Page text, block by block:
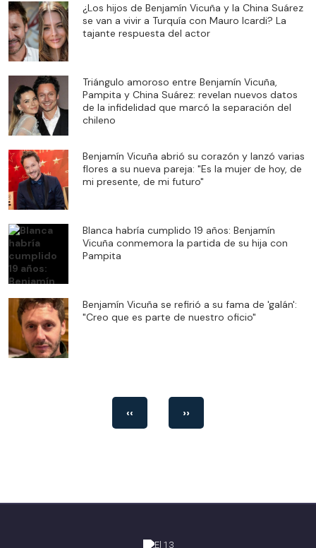
¿Los hijos de Benjamín Vicuña y la China Suárez
se van a vivir a Turquía con Mauro Icardi? La
tajante respuesta del actor
Triángulo amoroso entre Benjamín Vicuña,
Pampita y China Suárez: revelan nuevos datos
de la infidelidad que marcó la separación del
chileno
Benjamín Vicuña abrió su corazón y lanzó varias
flores a su nueva pareja: "Es la mujer de hoy, de
mi presente, de mi futuro"
Blanca habría cumplido 19 años: Benjamín
Vicuña conmemora la partida de su hija con
Pampita
Benjamín Vicuña se refirió a su fama de 'galán':
"Creo que es parte de nuestro oficio"
‹‹ ››